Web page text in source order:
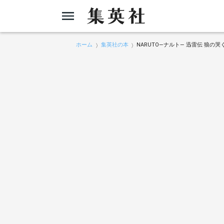
ホーム 集英社の本 NARUTO―ナルト― 迅雷伝 狼の哭